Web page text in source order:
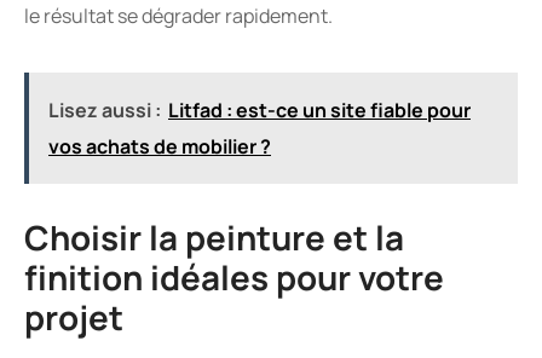
le résultat se dégrader rapidement.
Lisez aussi : Litfad : est-ce un site fiable pour
vos achats de mobilier ?
Choisir la peinture et la
finition idéales pour votre
projet